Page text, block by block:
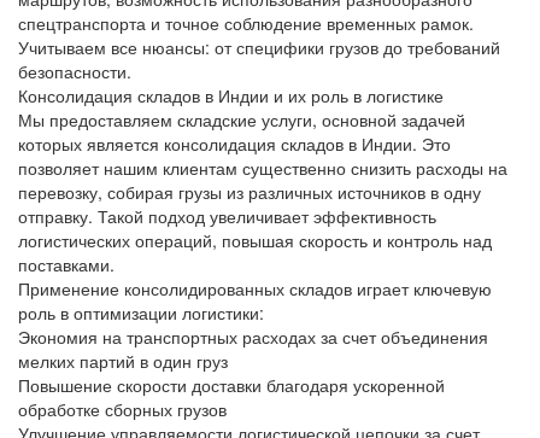
спецтранспорта и точное соблюдение временных рамок.
Учитываем все нюансы: от специфики грузов до требований
безопасности.
Консолидация складов в Индии и их роль в логистике
Мы предоставляем складские услуги, основной задачей
которых является консолидация складов в Индии. Это
позволяет нашим клиентам существенно снизить расходы на
перевозку, собирая грузы из различных источников в одну
отправку. Такой подход увеличивает эффективность
логистических операций, повышая скорость и контроль над
поставками.
Применение консолидированных складов играет ключевую
роль в оптимизации логистики:
Экономия на транспортных расходах за счет объединения
мелких партий в один груз
Повышение скорости доставки благодаря ускоренной
обработке сборных грузов
Улучшение управляемости логистической цепочки за счет